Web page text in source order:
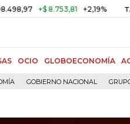
+$ 8.753,81 +2,19% TASA DE
OCIO GLOBOECONOMÍA
GOBIERNO NACIONAL